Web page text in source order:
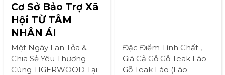
Cơ Sở Bảo Trợ Xã
Hội TỪ TÂM
NHÂN ÁI
Một Ngày Lan Tỏa &
Chia Sẻ Yêu Thương
Cùng TIGERWOOD Tại
Đặc Điểm Tính Chất ,
Giá Cả Gỗ Gỗ Teak Lào
Gỗ Teak Lào (Lào